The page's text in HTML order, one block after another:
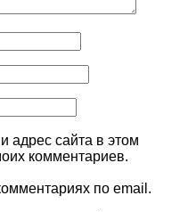
адрес сайта в этом
комментариев.
по email.